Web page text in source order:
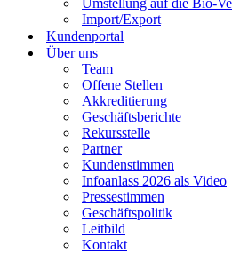
Umstellung auf die Bio-
Import/Export
Kundenportal
Über uns
Team
Offene Stellen
Akkreditierung
Geschäftsberichte
Rekursstelle
Partner
Kundenstimmen
Infoanlass 2026 als Video
Pressestimmen
Geschäftspolitik
Leitbild
Kontakt